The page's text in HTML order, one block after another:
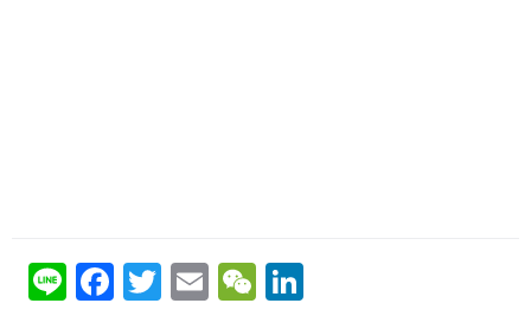
Li F
T
E
W